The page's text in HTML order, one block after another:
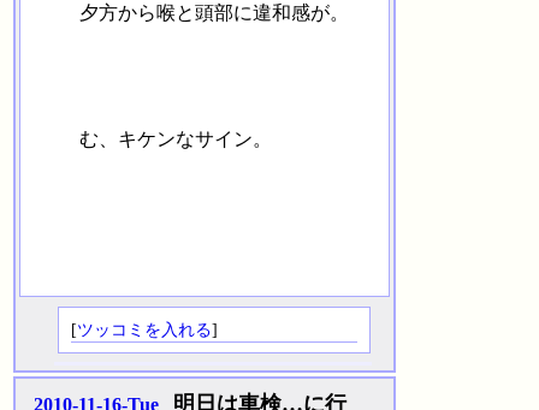
夕方から喉と頭部に違和感が。
む、キケンなサイン。
[ツッコミを入れる]
2010-11-16-Tue 明日は車検…に行